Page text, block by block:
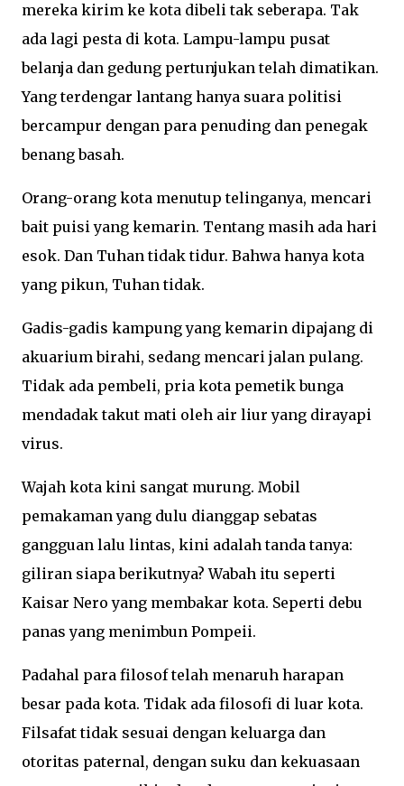
mereka kirim ke kota dibeli tak seberapa. Tak
ada lagi pesta di kota. Lampu-lampu pusat
belanja dan gedung pertunjukan telah dimatikan.
Yang terdengar lantang hanya suara politisi
bercampur dengan para penuding dan penegak
benang basah.
Orang-orang kota menutup telinganya, mencari
bait puisi yang kemarin. Tentang masih ada hari
esok. Dan Tuhan tidak tidur. Bahwa hanya kota
yang pikun, Tuhan tidak.
Gadis-gadis kampung yang kemarin dipajang di
akuarium birahi, sedang mencari jalan pulang.
Tidak ada pembeli, pria kota pemetik bunga
mendadak takut mati oleh air liur yang dirayapi
virus.
Wajah kota kini sangat murung. Mobil
pemakaman yang dulu dianggap sebatas
gangguan lalu lintas, kini adalah tanda tanya:
giliran siapa berikutnya? Wabah itu seperti
Kaisar Nero yang membakar kota. Seperti debu
panas yang menimbun Pompeii.
Padahal para filosof telah menaruh harapan
besar pada kota. Tidak ada filosofi di luar kota.
Filsafat tidak sesuai dengan keluarga dan
otoritas paternal, dengan suku dan kekuasaan